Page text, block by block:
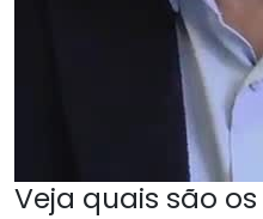
Veja quais são